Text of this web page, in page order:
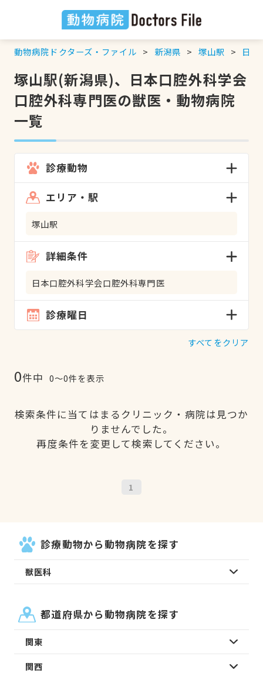
動物病院ドクターズ・ファイル 新潟県 塚山駅 日本
塚山駅(新潟県)、日本口腔外科学会
口腔外科専門医の獣医・動物病院
一覧
診療動物
エリア・駅
塚山駅
詳細条件
日本口腔外科学会口腔外科専門医
診療曜日
すべてをクリア
0件中 0〜0件を表示
検索条件に当てはまるクリニック・病院は見つか
りませんでした。
再度条件を変更して検索してください。
1
診療動物から動物病院を探す
獣医科
都道府県から動物病院を探す
関東
関西